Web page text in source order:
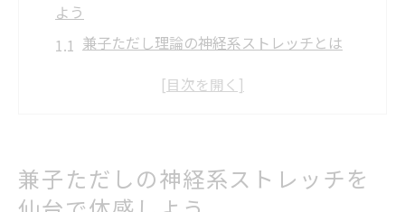
よう
兼子ただし理論の神経系ストレッチとは
仙台で受ける兼子ただし式施術の魅力
兼子ただしストレッチ仙台体験の流れ
姿勢改善に効く兼子ただしメソッドの秘密
兼子ただしの神経系ストレッチを